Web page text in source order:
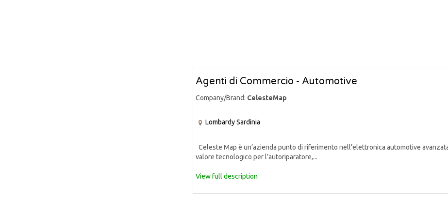
Agenti di Commercio - Automotive
Company/Brand: CelesteMap
LombardySardinia
Celeste Map è un’azienda punto di riferimento nell’elettronica automotive
valore tecnologico per l’autoriparatore,...
View full description